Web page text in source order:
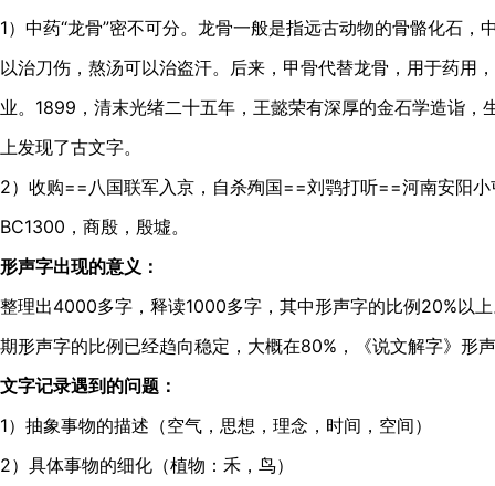
1）中药“龙骨”密不可分。龙骨一般是指远古动物的骨骼化石，
以治刀伤，熬汤可以治盗汗。后来，甲骨代替龙骨，用于药用
业。1899，清末光绪二十五年，王懿荣有深厚的金石学造诣，
上发现了古文字。
2）收购==八国联军入京，自杀殉国==刘鹗打听==河南安阳
BC1300，商殷，殷墟。
形声字出现的意义：
整理出4000多字，释读1000多字，其中形声字的比例20%以
期形声字的比例已经趋向稳定，大概在80%，《说文解字》形
文字记录遇到的问题：
1）抽象事物的描述（空气，思想，理念，时间，空间）
2）具体事物的细化（植物：禾，鸟）